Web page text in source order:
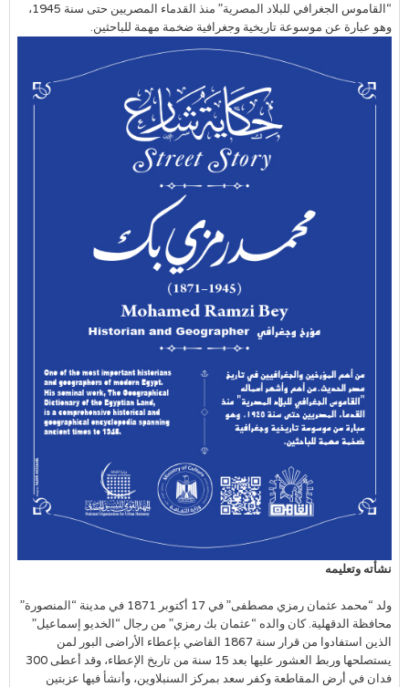
“القاموس الجغرافي للبلاد المصرية” منذ القدماء المصريين حتى سنة 1945،
وهو عبارة عن موسوعة تاريخية وجغرافية ضخمة مهمة للباحثين.
نشأته وتعليمه
ولد “محمد عثمان رمزي مصطفى” في 17 أكتوبر 1871 في مدينة “المنصورة”
محافظة الدقهلية. كان والده “عثمان بك رمزي” من رجال “الخديو إسماعيل”
الذين استفادوا من قرار سنة 1867 القاضي بإعطاء الأراضى البور لمن
يستصلحها وربط العشور عليها بعد 15 سنة من تاريخ الإعطاء، وقد أعطى 300
فدان في أرض المقاطعة وكفر سعد بمركز السنبلاوين، وأنشأ فيها عزبتين